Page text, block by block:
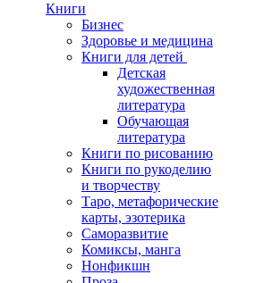
Книги
Бизнес
Здоровье и медицина
Книги для детей
Детская
художественная
литература
Обучающая
литература
Книги по рисованию
Книги по рукоделию
и творчеству
Таро, метафорические
карты, эзотерика
Саморазвитие
Комиксы, манга
Нонфикшн